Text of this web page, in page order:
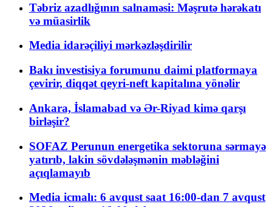
Təbriz azadlığının salnaməsi: Məşrutə hərəkatı
və müasirlik
Media idarəçiliyi mərkəzləşdirilir
Bakı investisiya forumunu daimi platformaya
çevirir, diqqət qeyri-neft kapitalına yönəlir
Ankara, İslamabad və Ər-Riyad kimə qarşı
birləşir?
SOFAZ Perunun energetika sektoruna sərmayə
yatırıb, lakin sövdələşmənin məbləğini
açıqlamayıb
Media icmalı: 6 avqust saat 16:00-dan 7 avqust